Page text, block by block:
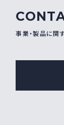
事業・製品に関